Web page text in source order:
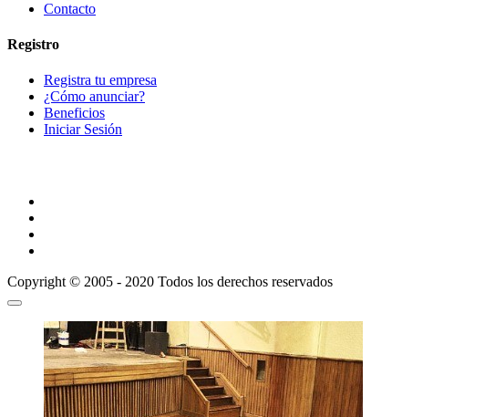
Contacto
Registro
Registra tu empresa
¿Cómo anunciar?
Beneficios
Iniciar Sesión
Copyright © 2005 - 2020 Todos los derechos reservados